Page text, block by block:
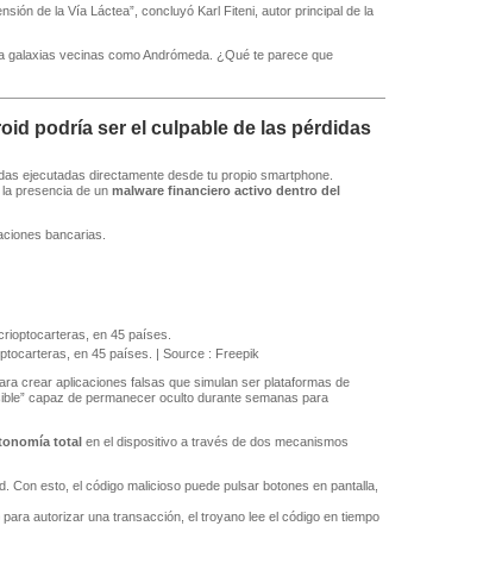
de la Vía Láctea”, concluyó Karl Fiteni, autor principal de la
vecinas como Andrómeda. ¿Qué te parece que
podría ser el culpable de las pérdidas
ejecutadas directamente desde tu propio smartphone.
presencia de un malware financiero activo dentro del
bancarias.
en 45 países. | Source : Freepik
crear aplicaciones falsas que simulan ser plataformas de
capaz de permanecer oculto durante semanas para
totalen el dispositivo a través de dos mecanismos
Con esto, el código malicioso puede pulsar botones en pantalla,
autorizar una transacción, el troyano lee el código en tiempo